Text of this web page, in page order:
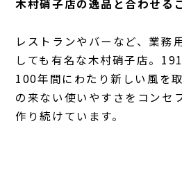
木村硝子店の逸品と合わせる
レストランやバーなど、業務
しても有名な木村硝子店。
100年間にわたり新しい風を
の来ない使いやすさをコンセ
作り続けています。